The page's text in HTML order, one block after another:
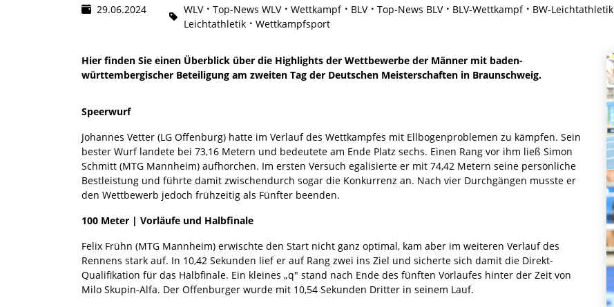
29.06.2024 WLV Top-News WLV Wettkampf BLV Top-News BLV BLV-Wettkampf BW-Leichtathletik
Leichtathletik
Wettkampfsport
Hier finden Sie einen Überblick über die Highlights der Wettbewerbe der Männer mit baden-
württembergischer Beteiligung am zweiten Tag der Deutschen Meisterschaften in Braunschweig.
Speerwurf
Johannes Vetter (LG Offenburg) hatte im Verlauf des Wettkampfes mit Ellbogenproblemen zu kämpfen. Sein
bester Wurf landete bei 73,16 Metern und bedeutete am Ende Platz sechs. Einen Rang vor ihm ließ Simon
Schmitt (MTG Mannheim) aufhorchen. Im ersten Versuch egalisierte er mit 74,42 Metern seine persönliche
Bestleistung und führte damit zwischendurch sogar die Konkurrenz an. Nach vier Durchgängen musste er
den Wettbewerb jedoch frühzeitig als Fünfter beenden.
100 Meter | Vorläufe und Halbfinale
Felix Frühn (MTG Mannheim) erwischte den Start nicht ganz optimal, kam aber im weiteren Verlauf des
Rennens stark auf. In 10,42 Sekunden lief er auf Rang zwei ins Ziel und sicherte sich damit die Direkt-
Qualifikation für das Halbfinale. Ein kleines „q" stand nach Ende des fünften Vorlaufes hinter der Zeit von
Milo Skupin-Alfa. Der Offenburger wurde mit 10,54 Sekunden Dritter in seinem Lauf.